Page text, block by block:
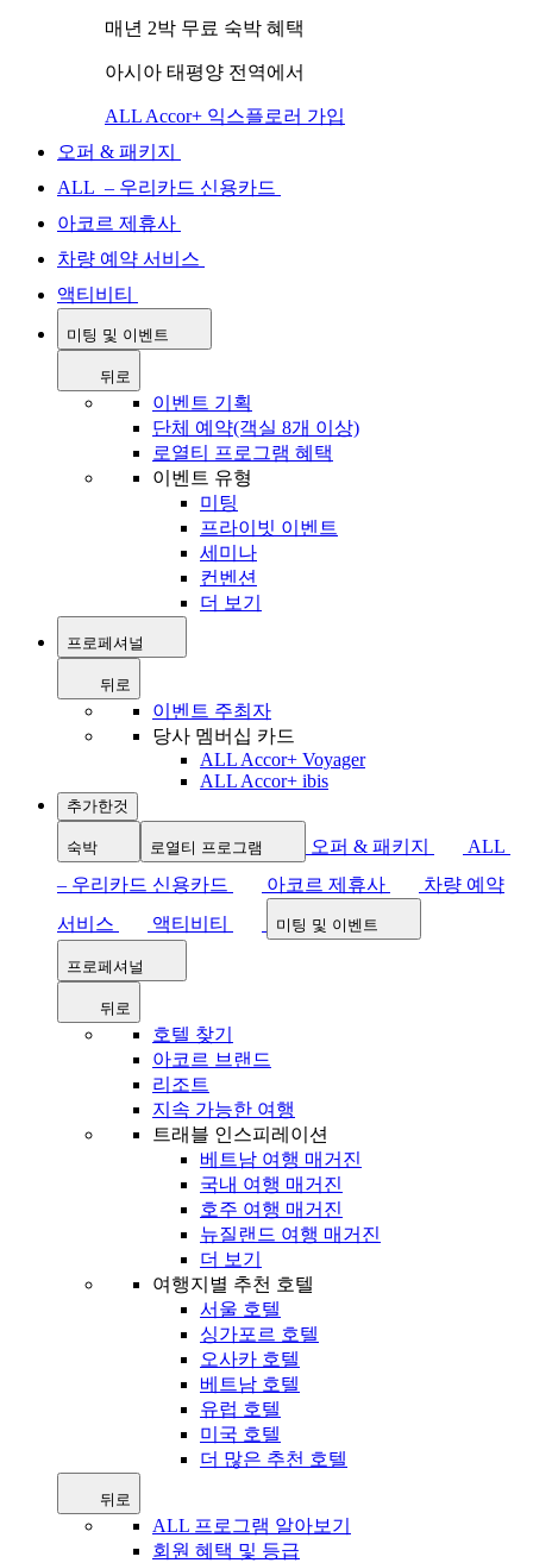
매년 2박 무료 숙박 혜택
아시아 태평양 전역에서
ALL Accor+ 익스플로러 가입
오퍼 & 패키지
ALL – 우리카드 신용카드
아코르 제휴사
차량 예약 서비스
액티비티
미팅 및 이벤트
뒤로
이벤트 기획
단체 예약(객실 8개 이상)
로열티 프로그램 혜택
이벤트 유형
미팅
프라이빗 이벤트
세미나
컨벤션
더 보기
프로페셔널
뒤로
이벤트 주최자
당사 멤버십 카드
ALL Accor+ Voyager
ALL Accor+ ibis
추가한것
숙박 로열티 프로그램 오퍼 & 패키지
ALL
– 우리카드 신용카드
아코르 제휴사
차량 예약
서비스
액티비티 미팅 및 이벤트
프로페셔널
뒤로
호텔 찾기
아코르 브랜드
리조트
지속 가능한 여행
트래블 인스피레이션
베트남 여행 매거진
국내 여행 매거진
호주 여행 매거진
뉴질랜드 여행 매거진
더 보기
여행지별 추천 호텔
서울 호텔
싱가포르 호텔
오사카 호텔
베트남 호텔
유럽 호텔
미국 호텔
더 많은 추천 호텔
뒤로
ALL 프로그램 알아보기
회원 혜택 및 등급